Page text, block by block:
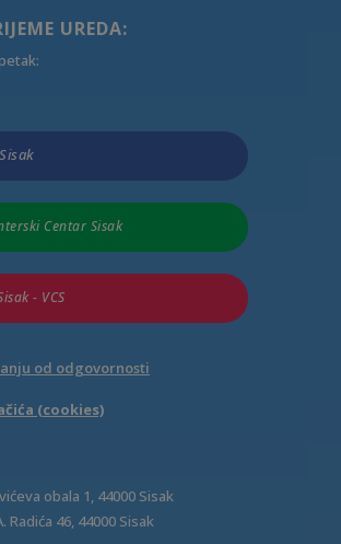
UREDA:
Centar Sisak
- VCS
od odgovornosti
(cookies)
obala 1, 44000 Sisak
Radića 46, 44000 Sisak